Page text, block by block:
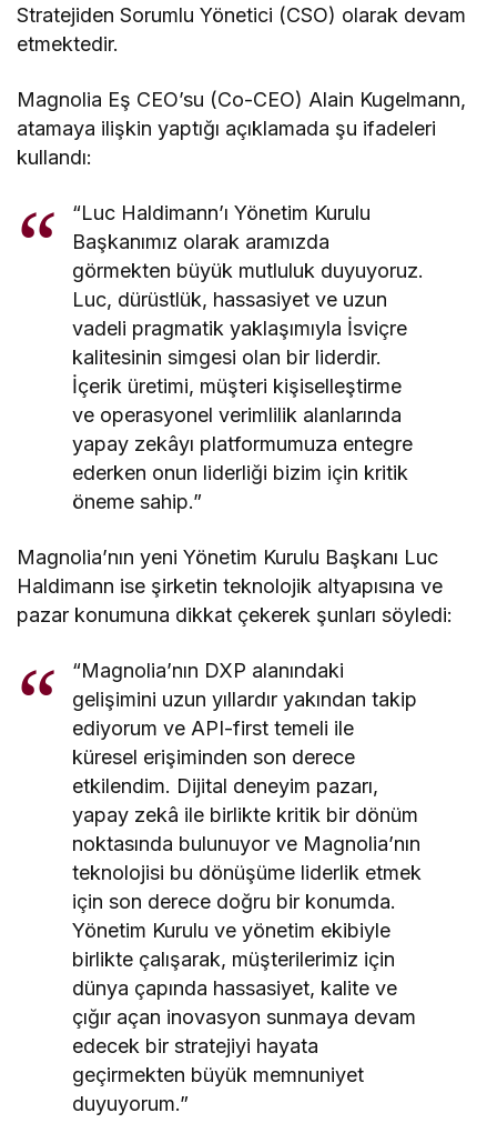
Stratejiden Sorumlu Yönetici (CSO) olarak devam
etmektedir.
Magnolia Eş CEO’su (Co-CEO) Alain Kugelmann,
atamaya ilişkin yaptığı açıklamada şu ifadeleri
kullandı:
“Luc Haldimann’ı Yönetim Kurulu
Başkanımız olarak aramızda
görmekten büyük mutluluk duyuyoruz.
Luc, dürüstlük, hassasiyet ve uzun
vadeli pragmatik yaklaşımıyla İsviçre
kalitesinin simgesi olan bir liderdir.
İçerik üretimi, müşteri kişiselleştirme
ve operasyonel verimlilik alanlarında
yapay zekâyı platformumuza entegre
ederken onun liderliği bizim için kritik
öneme sahip.”
Magnolia’nın yeni Yönetim Kurulu Başkanı Luc
Haldimann ise şirketin teknolojik altyapısına ve
pazar konumuna dikkat çekerek şunları söyledi:
“Magnolia’nın DXP alanındaki
gelişimini uzun yıllardır yakından takip
ediyorum ve API-first temeli ile
küresel erişiminden son derece
etkilendim. Dijital deneyim pazarı,
yapay zekâ ile birlikte kritik bir dönüm
noktasında bulunuyor ve Magnolia’nın
teknolojisi bu dönüşüme liderlik etmek
için son derece doğru bir konumda.
Yönetim Kurulu ve yönetim ekibiyle
birlikte çalışarak, müşterilerimiz için
dünya çapında hassasiyet, kalite ve
çığır açan inovasyon sunmaya devam
edecek bir stratejiyi hayata
geçirmekten büyük memnuniyet
duyuyorum.”